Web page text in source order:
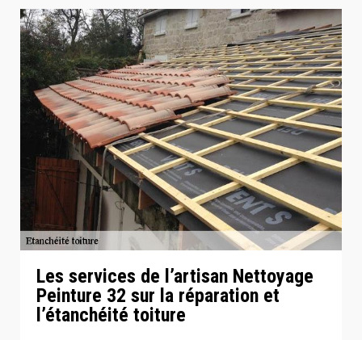
Les services de l’artisan Nettoyage
Peinture 32 sur la réparation et
l’étanchéité toiture